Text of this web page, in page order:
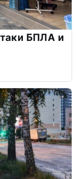
БПЛА и